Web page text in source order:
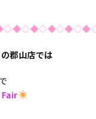
郡山店では
Fair